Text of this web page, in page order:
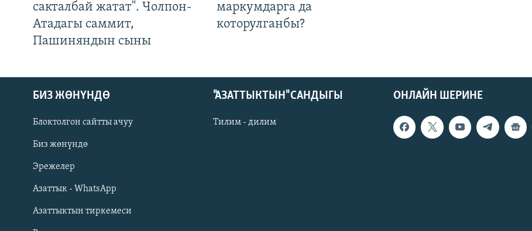
Русский
ОНЛАЙН ШЕРИНЕ
сакталбай жатат". Чолпон-
Атадагы саммит,
Пашиняндын сыны
маркумдарга да
которулганбы?
ОНЛАЙН ШЕРИНЕ
БИЗ ЖӨНҮНДӨ
Блоктолгон сайтты ачуу
Биз жөнүндө
Эрежелер
Азаттык - WhatsApp
Азаттыктын тиркемеси
"АЗАТТЫКТЫН" САНДЫГЫ
Тилим - дилим